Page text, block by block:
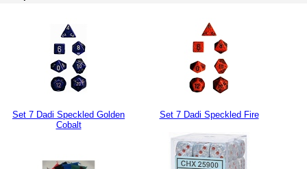
Set 7 Dadi Speckled Golden
Cobalt
Set 7 Dadi Speckled Fire